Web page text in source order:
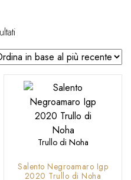
deriva da agricoltura
La nascita di un vino
CE 834/07, che prevede
chimici di sintesi
fertilizzazione vengono
sempre più consumatori
e di qualità che come
l’ambiente ed il
sull’etichetta con
Ordina
in
base
al
più
recente
Trullo di Noha
Salento Negroamaro Igp
2020 Trullo di Noha